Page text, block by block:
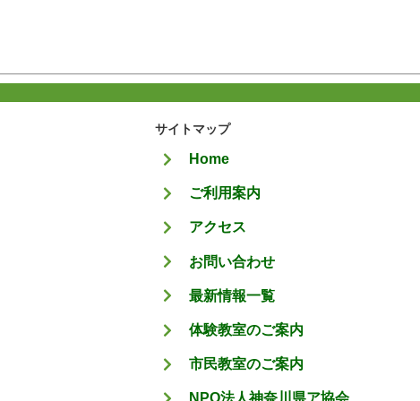
サイトマップ
Home
ご利用案内
アクセス
お問い合わせ
最新情報一覧
体験教室のご案内
市民教室のご案内